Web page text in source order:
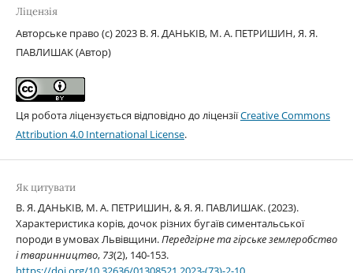
Ліцензія
Авторське право (c) 2023 В. Я. ДАНЬКІВ, М. А. ПЕТРИШИН, Я. Я.
ПАВЛИШАК (Автор)
Ця робота ліцензується відповідно до ліцензіїCreative Commons
Attribution 4.0 International License.
Як цитувати
В. Я. ДАНЬКІВ, М. А. ПЕТРИШИН, & Я. Я. ПАВЛИШАК. (2023).
Характеристика корів, дочок різних бугаїв симентальської
породи в умовах Львівщини.Передгірне та гірське землеробство
і тваринництво, 73(2), 140-153.